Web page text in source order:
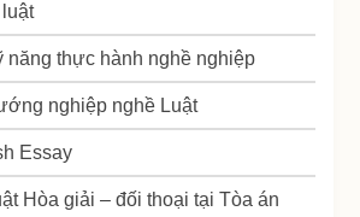
năng thực hành nghề nghiệp
nghiệp nghề Luật
Essay
Hòa giải – đối thoại tại Tòa án